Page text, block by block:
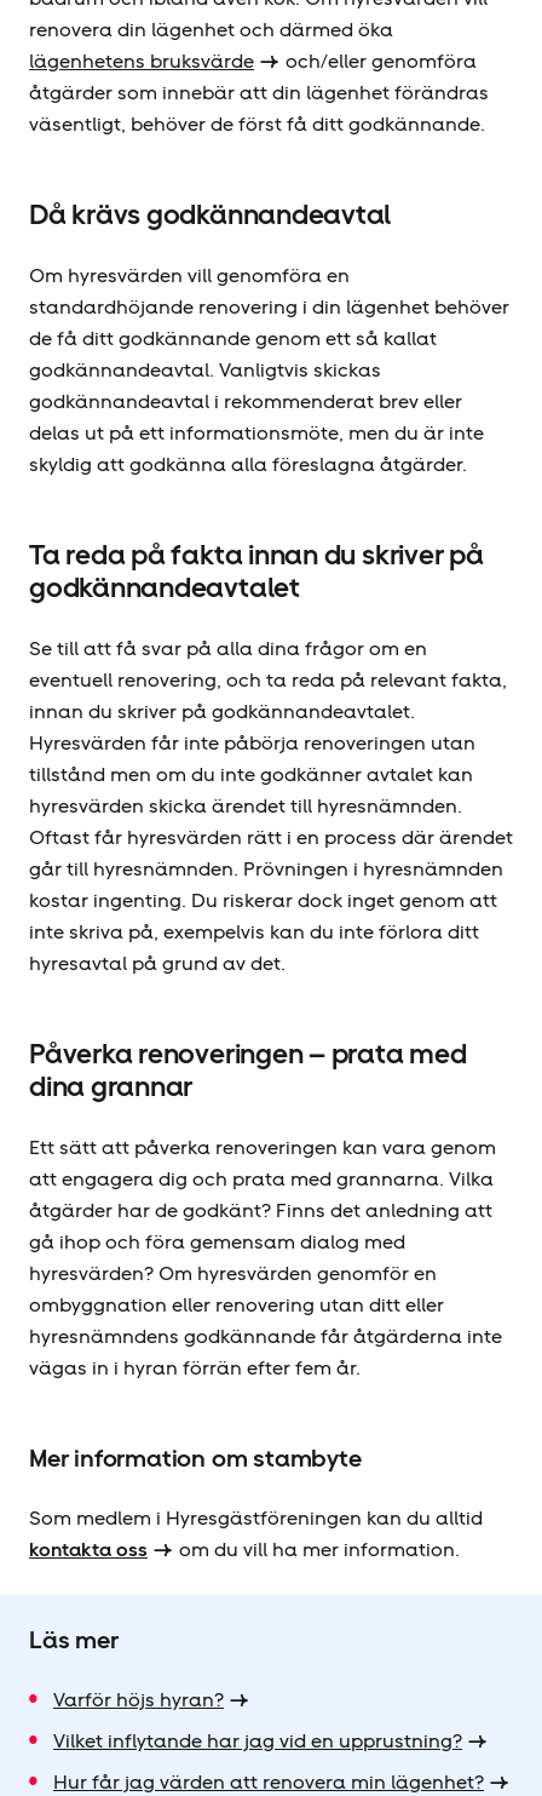
renovera din lägenhet och därmed öka
lägenhetens bruksvärde
och/eller genomföra
åtgärder som innebär att din lägenhet förändras
väsentligt, behöver de först få ditt godkännande.
Då krävs godkännandeavtal
Om hyresvärden vill genomföra en
standardhöjande renovering i din lägenhet behöver
de få ditt godkännande genom ett så kallat
godkännandeavtal. Vanligtvis skickas
godkännandeavtal i rekommenderat brev eller
delas ut på ett informationsmöte, men du är inte
skyldig att godkänna alla föreslagna åtgärder.
Ta reda på fakta innan du skriver på
godkännandeavtalet
Se till att få svar på alla dina frågor om en
eventuell renovering, och ta reda på relevant fakta,
innan du skriver på godkännandeavtalet.
Hyresvärden får inte påbörja renoveringen utan
tillstånd men om du inte godkänner avtalet kan
hyresvärden skicka ärendet till hyresnämnden.
Oftast får hyresvärden rätt i en process där ärendet
går till hyresnämnden. Prövningen i hyresnämnden
kostar ingenting. Du riskerar dock inget genom att
inte skriva på, exempelvis kan du inte förlora ditt
hyresavtal på grund av det.
Påverka renoveringen – prata med
dina grannar
Ett sätt att påverka renoveringen kan vara genom
att engagera dig och prata med grannarna. Vilka
åtgärder har de godkänt? Finns det anledning att
gå ihop och föra gemensam dialog med
hyresvärden? Om hyresvärden genomför en
ombyggnation eller renovering utan ditt eller
hyresnämndens godkännande får åtgärderna inte
vägas in i hyran förrän efter fem år.
Mer information om stambyte
Som medlem i Hyresgäst­föreningen kan du alltid
kontakta oss
om du vill ha mer information.
Läs mer
Varför höjs hyran?
Vilket inflytande har jag vid en upprustning?
Hur får jag värden att renovera min lägenhet?